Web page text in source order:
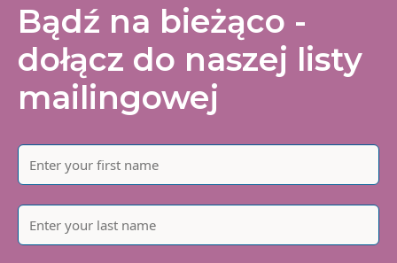
Bądź na bieżąco -
dołącz do naszej listy
mailingowej